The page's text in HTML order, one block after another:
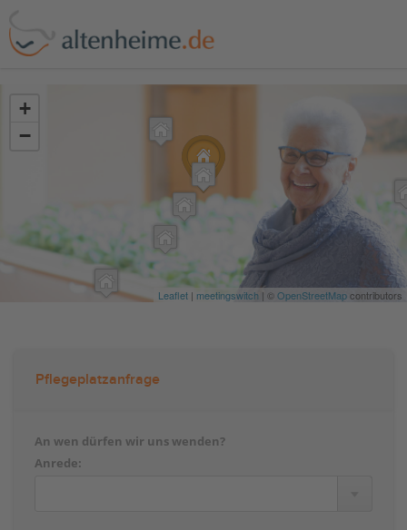
+
−
Leaflet | meetingswitch | ©OpenStreetMapcontributors
Pflegeplatzanfrage
An wen dürfen wir uns wenden?
Anrede: